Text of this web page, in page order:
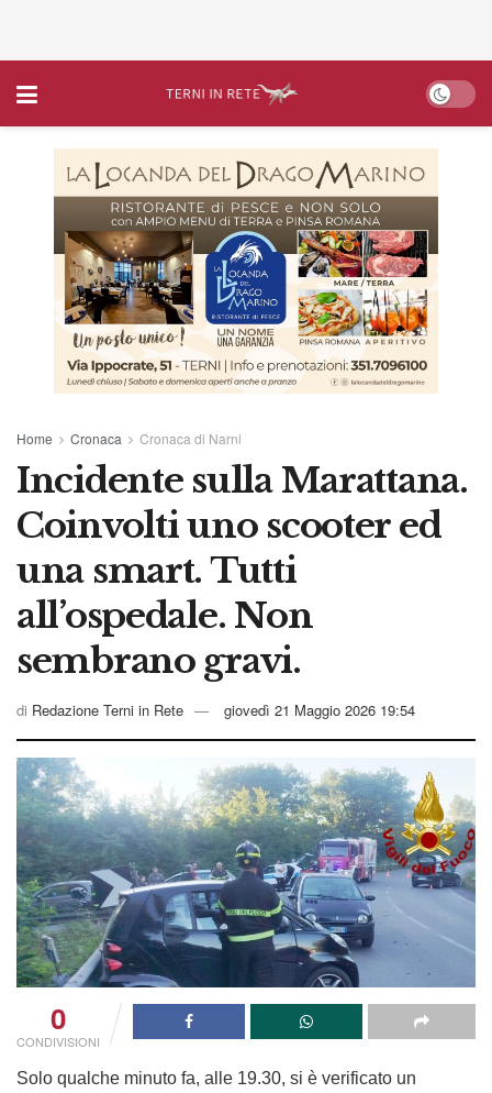
Home Cronaca Cronaca di Narni
Incidente sulla Marattana.
Coinvolti uno scooter ed
una smart. Tutti
all’ospedale. Non
sembrano gravi.
di Redazione Terni in Rete giovedì 21 Maggio 2026 19:54
0
CONDIVISIONI
Solo qualche minuto fa, alle 19.30, si è verificato un